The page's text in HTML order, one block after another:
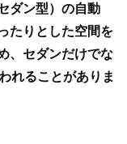
ダン型）の自動
たりとした空間を
、セダンだけでな
れることがありま